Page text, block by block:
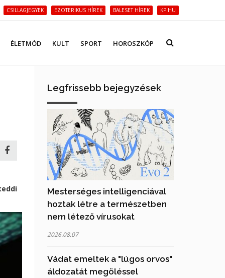
CSILLAGJEGYEK EZOTERIKUS HÍREK BALESET HÍREK KP.HU
ÉLETMÓD KULT SPORT HOROSZKÓP
Legfrissebb bejegyzések
Mesterséges intelligenciával
hoztak létre a természetben
nem létező vírusokat
2026.08.07
Vádat emeltek a "lúgos orvos"
áldozatát megöléssel